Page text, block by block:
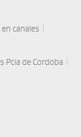
canales
Pcia de Cordoba